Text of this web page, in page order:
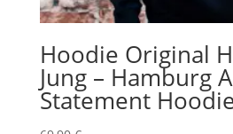
Hoodie Original
Jung – Hamburg
Statement